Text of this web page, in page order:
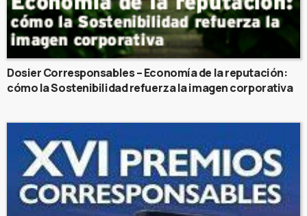
Dosier Corresponsables – Economía de la reputación:
cómo la Sostenibilidad refuerza la imagen corporativa